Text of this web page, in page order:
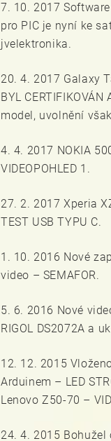
7. 10. 2017
pro PIC je nyní ke
jvelektronika.
20. 4. 2017 Galaxy
BYL
model, uvolnění
4. 4. 2017 NOKIA
VIDEOPOHLED 1.
27. 2. 2017 Xperia
TEST USB TYPU C.
1. 10. 2016 Nové
video – SEMAFOR.
5. 6. 2016 Nové
RIGOL DS2072A a
12. 12. 2015
Arduinem – LED
Lenovo Z50-70 –
24. 4. 2015